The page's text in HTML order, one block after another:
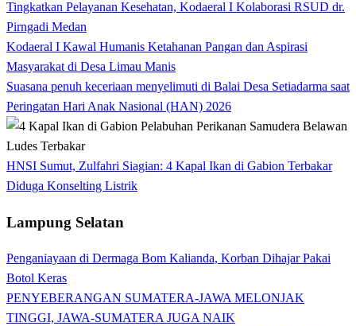
Tingkatkan Pelayanan Kesehatan, Kodaeral I Kolaborasi RSUD dr.
Pirngadi Medan‎
Kodaeral I Kawal Humanis Ketahanan Pangan dan Aspirasi
Masyarakat di Desa Limau Manis
Suasana penuh keceriaan menyelimuti di Balai Desa Setiadarma saat
Peringatan Hari Anak Nasional (HAN) 2026
HNSI Sumut, Zulfahri Siagian: 4 Kapal Ikan di Gabion Terbakar
Diduga Konselting Listrik
Lampung Selatan
Penganiayaan di Dermaga Bom Kalianda, Korban Dihajar Pakai
Botol Keras
PENYEBERANGAN SUMATERA-JAWA MELONJAK
TINGGI, JAWA-SUMATERA JUGA NAIK